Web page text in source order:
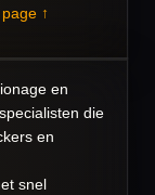
↑
en
die
en
snel